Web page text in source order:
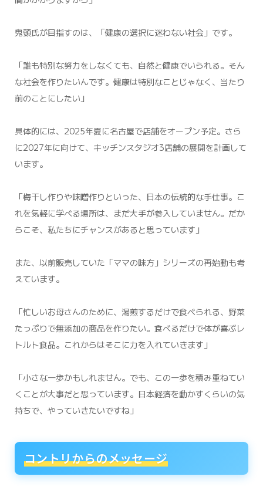
鬼頭氏が目指すのは、「健康の選択に迷わない社会」です。
「誰も特別な努力をしなくても、自然と健康でいられる。そん
な社会を作りたいんです。健康は特別なことじゃなく、当たり
前のことにしたい」
具体的には、2025年夏に名古屋で店舗をオープン予定。さら
に2027年に向けて、キッチンスタジオ3店舗の展開を計画して
います。
「梅干し作りや味噌作りといった、日本の伝統的な手仕事。こ
れを気軽に学べる場所は、まだ大手が参入していません。だか
らこそ、私たちにチャンスがあると思っています」
また、以前販売していた「ママの味方」シリーズの再始動も考
えています。
「忙しいお母さんのために、湯煎するだけで食べられる、野菜
たっぷりで無添加の商品を作りたい。食べるだけで体が喜ぶレ
トルト食品。これからはそこに力を入れていきます」
「小さな一歩かもしれません。でも、この一歩を積み重ねてい
くことが大事だと思っています。日本経済を動かすくらいの気
持ちで、やっていきたいですね」
コントリからのメッセージ